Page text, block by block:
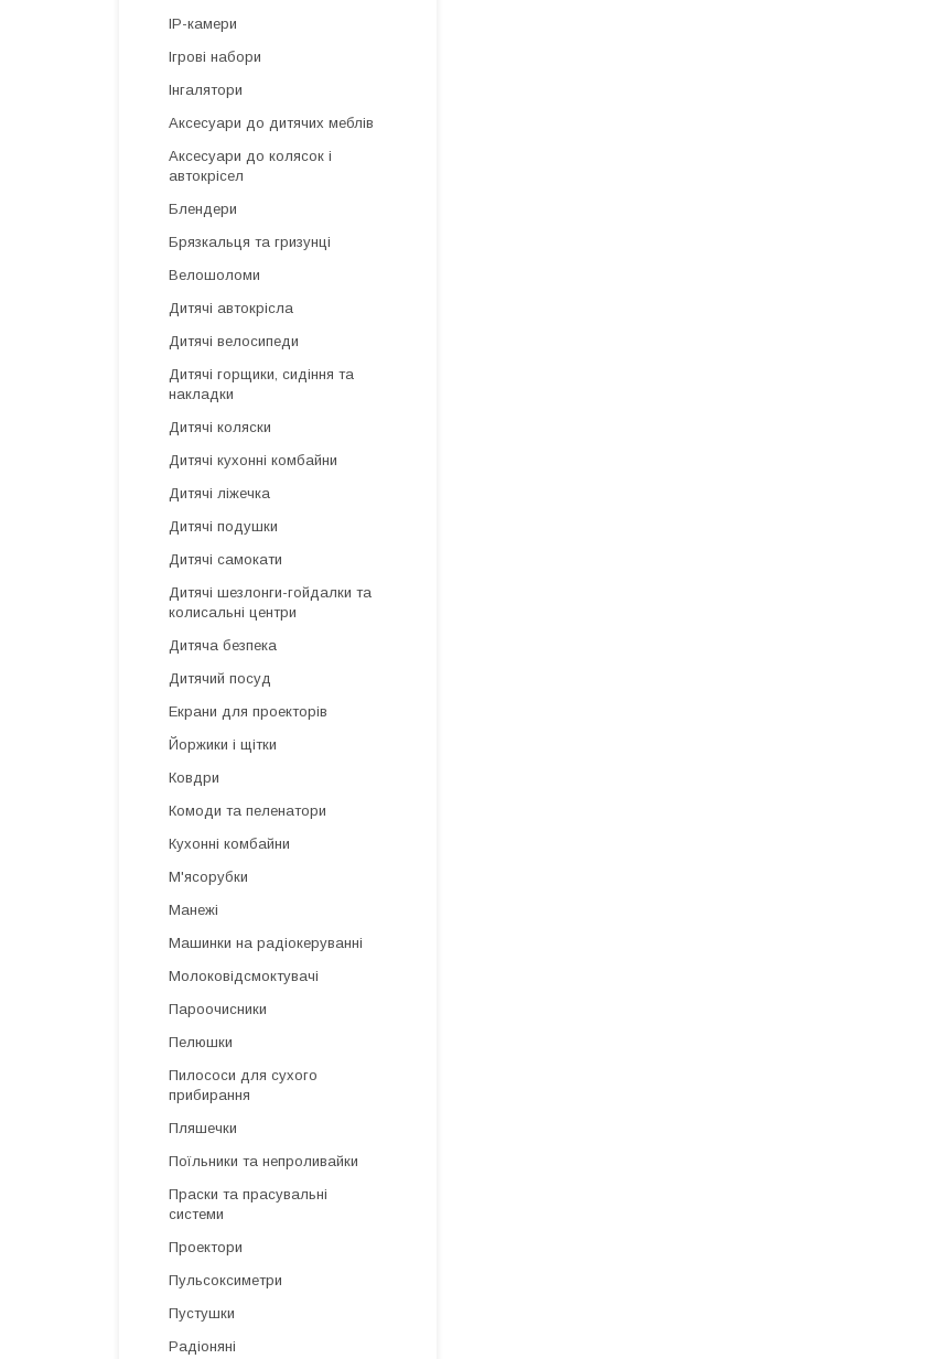
IP-камери
Ігрові набори
Інгалятори
Аксесуари до дитячих меблів
Аксесуари до колясок і
автокрісел
Блендери
Брязкальця та гризунці
Велошоломи
Дитячі автокрісла
Дитячі велосипеди
Дитячі горщики, сидіння та
накладки
Дитячі коляски
Дитячі кухонні комбайни
Дитячі ліжечка
Дитячі подушки
Дитячі самокати
Дитячі шезлонги-гойдалки та
колисальні центри
Дитяча безпека
Дитячий посуд
Екрани для проекторів
Йоржики і щітки
Ковдри
Комоди та пеленатори
Кухонні комбайни
М'ясорубки
Манежі
Машинки на радіокеруванні
Молоковідсмоктувачі
Пароочисники
Пелюшки
Пилососи для сухого
прибирання
Пляшечки
Поїльники та непроливайки
Праски та прасувальні
системи
Проектори
Пульсоксиметри
Пустушки
Радіоняні